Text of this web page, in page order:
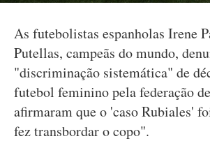
As futebolistas espanholas Irene
Putellas, campeãs do mundo,
"discriminação sistemática" de
futebol feminino pela federação
afirmaram que o 'caso Rubiales'
fez transbordar o copo".